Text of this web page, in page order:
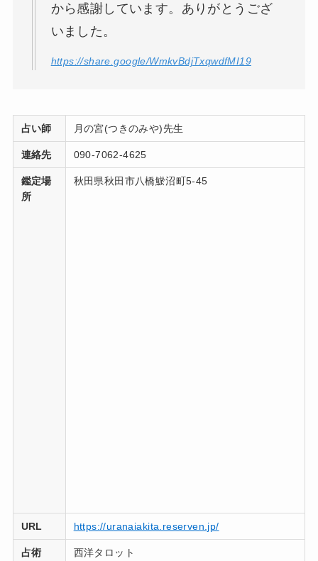
から感謝しています。ありがとうござ
いました。
https://share.google/WmkvBdjTxqwdfMI19
占い師 月の宮(つきのみや)先生
連絡先 090-7062-4625
鑑定場
所
秋田県秋田市八橋鯲沼町5-45
URL https://uranaiakita.reserven.jp/
占術
西洋タロット